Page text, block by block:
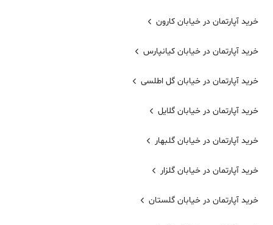
خرید آپارتمان در خیابان کارون
خرید آپارتمان در خیابان کیانپارس
خرید آپارتمان در خیابان گل اطلسی
خرید آپارتمان در خیابان گلایل
خرید آپارتمان در خیابان گلبهار
خرید آپارتمان در خیابان گلزار
خرید آپارتمان در خیابان گلستان